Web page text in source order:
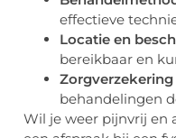
effectieve
Locatie en
bereikbaar en
behandelingen
Wil je weer pijnvrij en